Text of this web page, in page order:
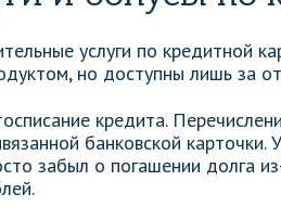
услуги по кредитной
но доступны лишь за
кредита.
банковской
забыл о погашении долга